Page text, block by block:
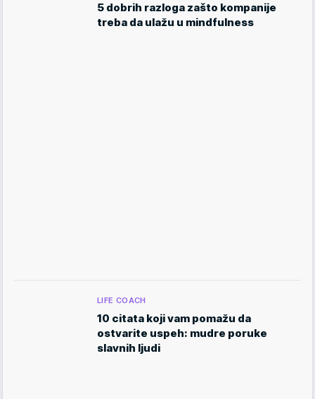
5 dobrih razloga zašto kompanije
treba da ulažu u mindfulness
LIFE COACH
10 citata koji vam pomažu da
ostvarite uspeh: mudre poruke
slavnih ljudi